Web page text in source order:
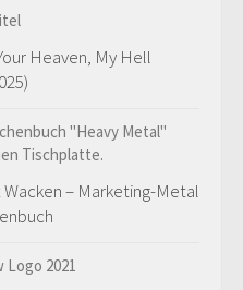
Heaven, My Hell
– Marketing-Metal